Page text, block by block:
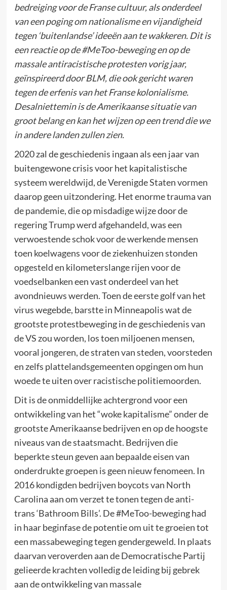
bedreiging voor de Franse cultuur, als onderdeel
van een poging om nationalisme en vijandigheid
tegen ‘buitenlandse’ ideeën aan te wakkeren. Dit is
een reactie op de #MeToo-beweging en op de
massale antiracistische protesten vorig jaar,
geïnspireerd door BLM, die ook gericht waren
tegen de erfenis van het Franse kolonialisme.
Desalniettemin is de Amerikaanse situatie van
groot belang en kan het wijzen op een trend die we
in andere landen zullen zien.
2020 zal de geschiedenis ingaan als een jaar van
buitengewone crisis voor het kapitalistische
systeem wereldwijd, de Verenigde Staten vormen
daarop geen uitzondering. Het enorme trauma van
de pandemie, die op misdadige wijze door de
regering Trump werd afgehandeld, was een
verwoestende schok voor de werkende mensen
toen koelwagens voor de ziekenhuizen stonden
opgesteld en kilometerslange rijen voor de
voedselbanken een vast onderdeel van het
avondnieuws werden. Toen de eerste golf van het
virus wegebde, barstte in Minneapolis wat de
grootste protestbeweging in de geschiedenis van
de VS zou worden, los toen miljoenen mensen,
vooral jongeren, de straten van steden, voorsteden
en zelfs plattelandsgemeenten opgingen om hun
woede te uiten over racistische politiemoorden.
Dit is de onmiddellijke achtergrond voor een
ontwikkeling van het “woke kapitalisme” onder de
grootste Amerikaanse bedrijven en op de hoogste
niveaus van de staatsmacht. Bedrijven die
beperkte steun geven aan bepaalde eisen van
onderdrukte groepen is geen nieuw fenomeen. In
2016 kondigden bedrijven boycots van North
Carolina aan om verzet te tonen tegen de anti-
trans ‘Bathroom Bills’. De #MeToo-beweging had
in haar beginfase de potentie om uit te groeien tot
een massabeweging tegen gendergeweld. In plaats
daarvan veroverden aan de Democratische Partij
gelieerde krachten volledig de leiding bij gebrek
aan de ontwikkeling van massale